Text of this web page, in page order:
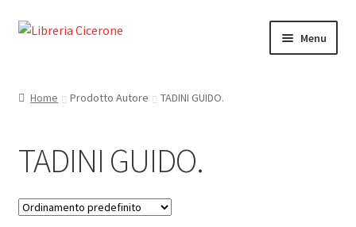
Vai
Vai
Menu
La Storia
Contattaci
Home Prodotto Autore TADINI GUIDO.
TADINI GUIDO.